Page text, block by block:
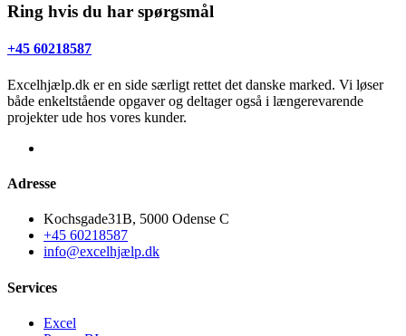
Ring hvis du har spørgsmål
+45 60218587
Excelhjælp.dk er en side særligt rettet det danske marked. Vi løser
både enkeltstående opgaver og deltager også i længerevarende
projekter ude hos vores kunder.
Adresse
Kochsgade31B, 5000 Odense C
+45 60218587
info@excelhjælp.dk
Services
Excel